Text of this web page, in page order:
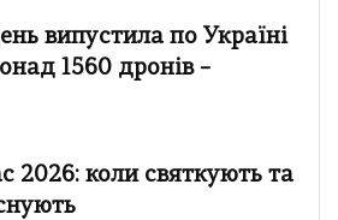
випустила по Україні
1560 дронів –
2026: коли святкують та